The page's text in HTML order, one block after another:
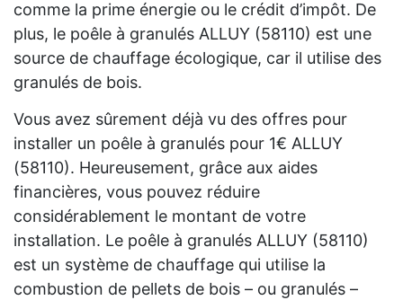
comme la prime énergie ou le crédit d’impôt. De
plus, le poêle à granulés ALLUY (58110) est une
source de chauffage écologique, car il utilise des
granulés de bois.
Vous avez sûrement déjà vu des offres pour
installer un poêle à granulés pour 1€ ALLUY
(58110). Heureusement, grâce aux aides
financières, vous pouvez réduire
considérablement le montant de votre
installation. Le poêle à granulés ALLUY (58110)
est un système de chauffage qui utilise la
combustion de pellets de bois – ou granulés –